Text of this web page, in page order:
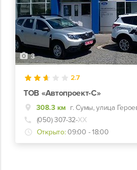
3
2.7
ТОВ «Автопроект-С»
308.3 км г. Сумы, улица
(050) 307-32-ХХ
Открыто: 09:00 - 18:00